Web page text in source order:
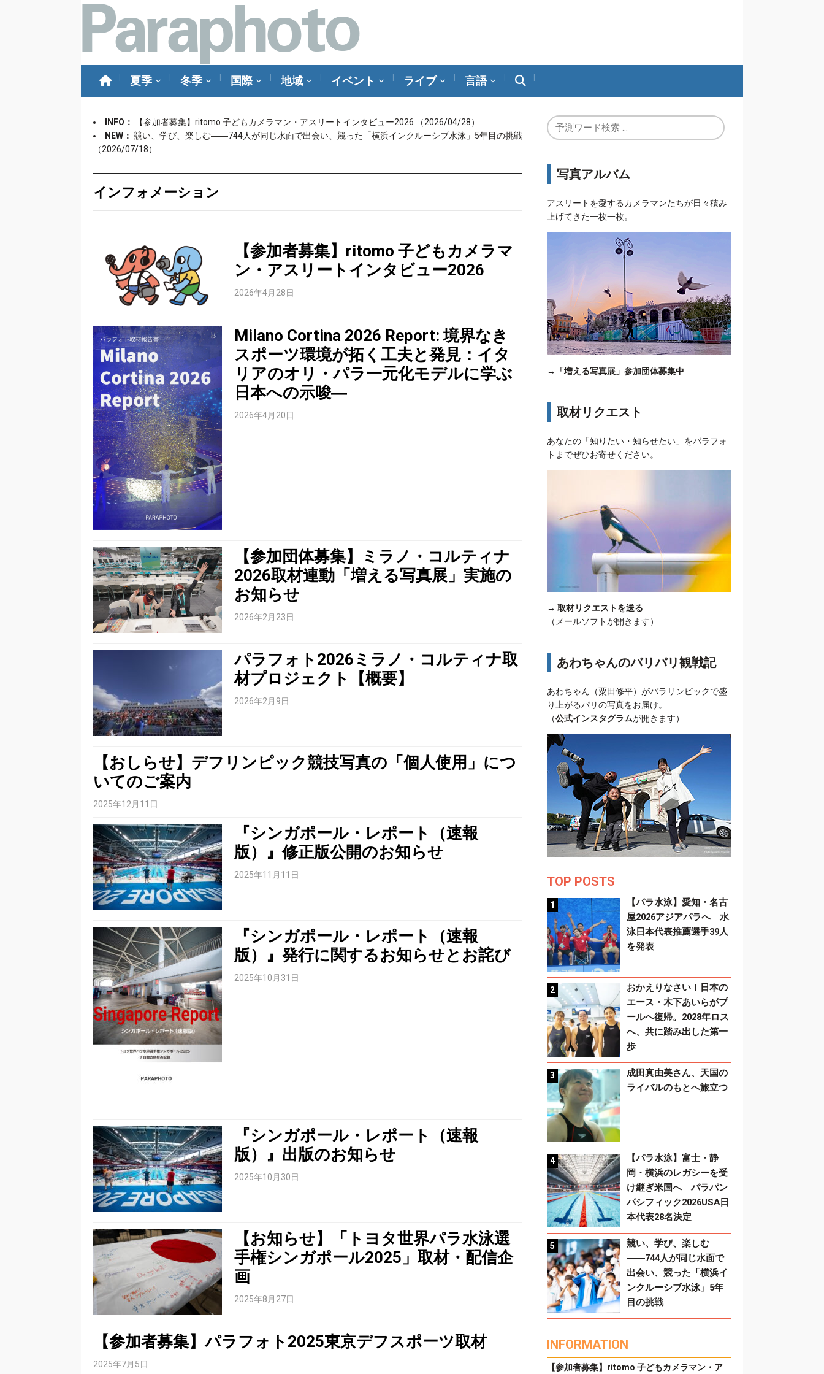
夏季 冬季 国際 地域 イベント ライブ 言語
INFO： 【参加者募集】ritomo 子どもカメラマン・アスリートインタビュー2026
（2026/04/28）
NEW： 競い、学び、楽しむ――744人が同じ水面で出会い、競った「横浜インクルーシブ水泳」5年目の挑戦
（2026/07/18）
インフォメーション
【参加者募集】ritomo 子どもカメラマ
ン・アスリートインタビュー2026
2026年4月28日
Milano Cortina 2026 Report: 境界なき
スポーツ環境が拓く工夫と発見：イタ
リアのオリ・パラ一元化モデルに学ぶ
日本への示唆―
2026年4月20日
【参加団体募集】ミラノ・コルティナ
2026取材連動「増える写真展」実施の
お知らせ
2026年2月23日
パラフォト2026ミラノ・コルティナ取
材プロジェクト【概要】
2026年2月9日
【おしらせ】デフリンピック競技写真の「個人使用」につ
いてのご案内
2025年12月11日
『シンガポール・レポート（速報
版）』修正版公開のお知らせ
2025年11月11日
『シンガポール・レポート（速報
版）』発行に関するお知らせとお詫び
2025年10月31日
『シンガポール・レポート（速報
版）』出版のお知らせ
2025年10月30日
【お知らせ】「トヨタ世界パラ水泳選
手権シンガポール2025」取材・配信企
画
2025年8月27日
【参加者募集】パラフォト2025東京デフスポーツ取材
2025年7月5日
写真アルバム
アスリートを愛するカメラマンたちが日々積み
上げてきた一枚一枚。
→ 「増える写真展」参加団体募集中
取材リクエスト
あなたの「知りたい・知らせたい」をパラフォ
トまでぜひお寄せください。
→ 取材リクエストを送る
（メールソフトが開きます）
あわちゃんのバリパリ観戦記
あわちゃん（粟田修平）がパラリンピックで盛
り上がるパリの写真をお届け。
（公式インスタグラムが開きます）
TOP POSTS
【パラ水泳】愛知・名古
屋2026アジアパラへ 水
泳日本代表推薦選手39人
を発表
おかえりなさい！日本の
エース・木下あいらがプ
ールへ復帰。2028年ロス
へ、共に踏み出した第一
歩
成田真由美さん、天国の
ライバルのもとへ旅立つ
【パラ水泳】富士・静
岡・横浜のレガシーを受
け継ぎ米国へ パラパン
パシフィック2026USA日
本代表28名決定
競い、学び、楽しむ
――744人が同じ水面で
出会い、競った「横浜イ
ンクルーシブ水泳」5年
目の挑戦
INFORMATION
【参加者募集】ritomo 子どもカメラマン・ア